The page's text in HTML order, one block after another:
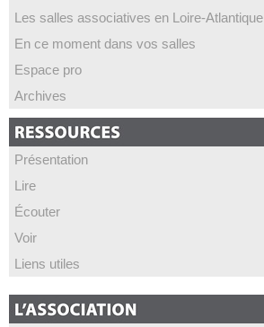
Les salles associatives en Loire-Atlantique
En ce moment dans vos salles
Espace pro
Archives
Présentation
Lire
Écouter
Voir
Liens utiles